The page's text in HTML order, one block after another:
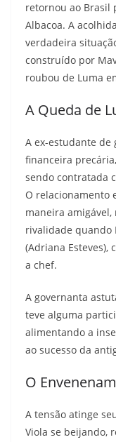
retornou ao Brasil
Albacoa. A
verdadeira
construído por
roubou de Luma
A Queda de
A ex-estudante de
financeira
sendo contratada
O relacionamento
maneira
rivalidade quando
(Adriana Esteves),
a chef.
A governanta
teve alguma
alimentando a
ao sucesso da
O
A tensão atinge
Viola se beijando,